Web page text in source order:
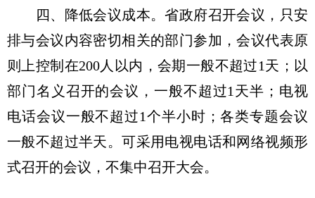
四、降低会议成本。省政府召开会议，只安
排与会议内容密切相关的部门参加，会议代表原
则上控制在200人以内，会期一般不超过1天；以
部门名义召开的会议，一般不超过1天半；电视
电话会议一般不超过1个半小时；各类专题会议
一般不超过半天。可采用电视电话和网络视频形
式召开的会议，不集中召开大会。